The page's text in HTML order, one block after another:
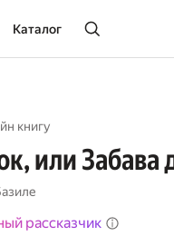
Каталог
книгу
или
рассказчик